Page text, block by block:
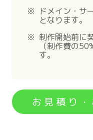
ドメイン・サ
となります。
制作開始前に
（制作費の
す。
お見積り